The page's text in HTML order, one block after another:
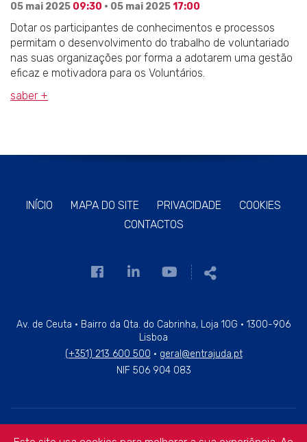
05 mai 2025 09:30 · 05 mai 202517:00
Dotar os participantes de conhecimentos e processos
permitam o desenvolvimento do trabalho de voluntariado
nas suas organizações por forma a adotarem uma gestão
eficaz e motivadora para os Voluntários.
saber +
INÍCIO MAPA DO SITE PRIVACIDADE
COOKIES
CONTACTOS
Link
página
de
Facebook
Link
página
de
Linkedin
Link
página
de
Youtube
Av. de Ceuta · Bairro da Qta. do Cabrinha, Loja 10G · 1300-906
Lisboa
(+351) 213 600 500 · geral@entrajuda.pt
NIF 506 904 083
Copyright © 2026 ENTRAJUDA — All Rights Reserved.